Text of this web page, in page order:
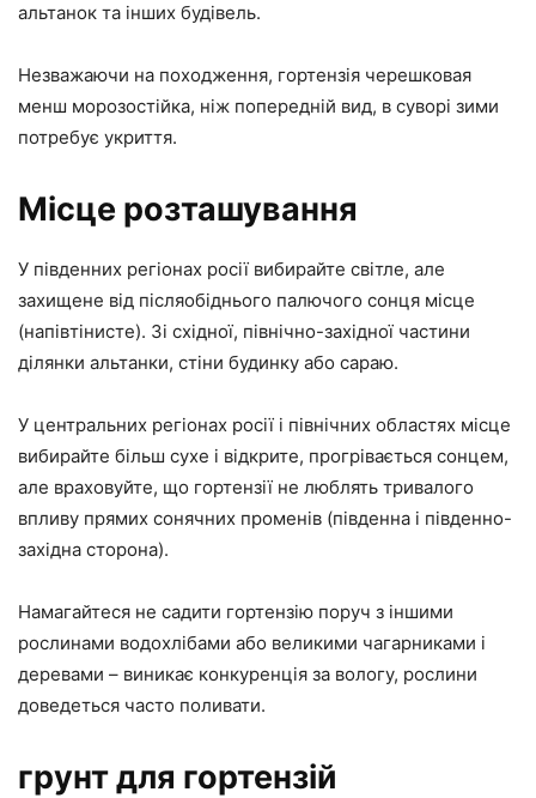
альтанок та інших будівель.
Незважаючи на походження, гортензія черешковая
менш морозостійка, ніж попередній вид, в суворі зими
потребує укриття.
Місце розташування
У південних регіонах росії вибирайте світле, але
захищене від післяобіднього палючого сонця місце
(напівтінисте). Зі східної, північно-західної частини
ділянки альтанки, стіни будинку або сараю.
У центральних регіонах росії і північних областях місце
вибирайте більш сухе і відкрите, прогрівається сонцем,
але враховуйте, що гортензії не люблять тривалого
впливу прямих сонячних променів (південна і південно-
західна сторона).
Намагайтеся не садити гортензію поруч з іншими
рослинами водохлібами або великими чагарниками і
деревами – виникає конкуренція за вологу, рослини
доведеться часто поливати.
грунт для гортензій